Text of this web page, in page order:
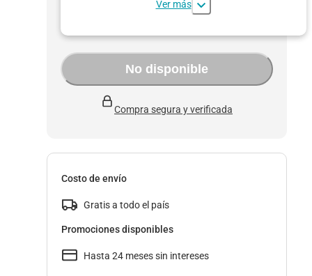
Ver más
No disponible
Compra segura y verificada
Costo de envío
Gratis a todo el país
Promociones disponibles
Hasta 24 meses sin intereses